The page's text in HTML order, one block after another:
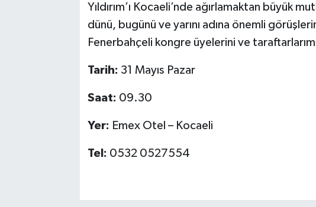
Yıldırım’ı Kocaeli’nde ağırlamaktan büyük
dünü, bugünü ve yarını adına önemli
Fenerbahçeli kongre üyelerini ve
Tarih: 31 Mayıs Pazar
Saat: 09.30
Yer: Emex Otel – Kocaeli
Tel: 0532 0527554